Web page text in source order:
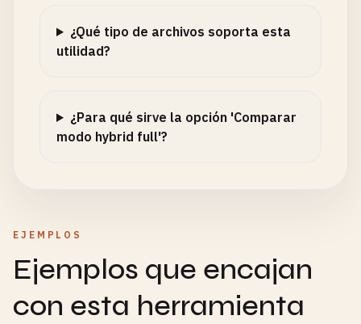
¿Qué tipo de archivos soporta esta
utilidad?
¿Para qué sirve la opción 'Comparar
modo hybrid full'?
EJEMPLOS
Ejemplos que encajan
con esta herramienta